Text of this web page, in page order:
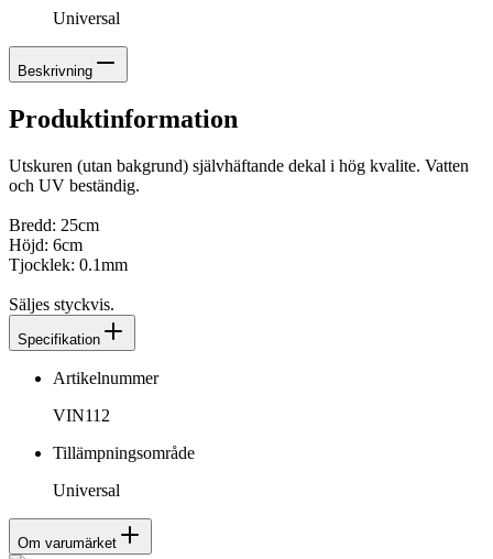
Universal
Beskrivning
Produktinformation
Utskuren (utan bakgrund) självhäftande dekal i hög kvalite. Vatten
och UV beständig.
Bredd: 25cm
Höjd: 6cm
Tjocklek: 0.1mm
Säljes styckvis.
Specifikation
Artikelnummer
VIN112
Tillämpningsområde
Universal
Om varumärket